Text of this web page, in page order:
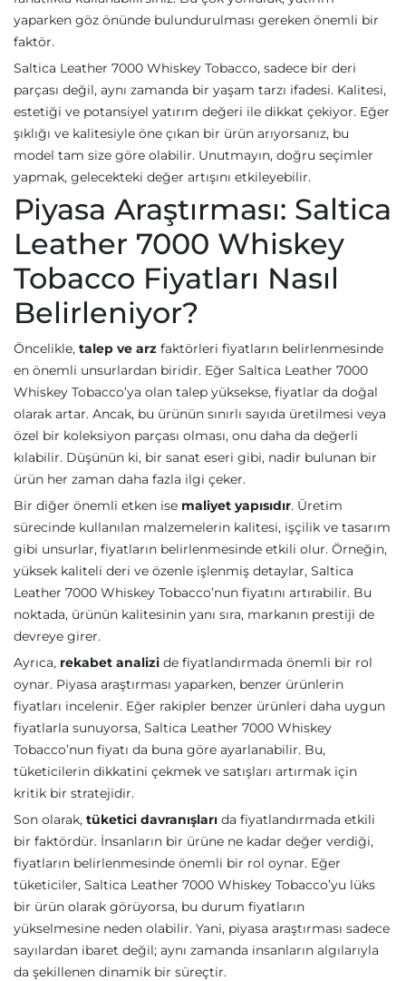
yaparken göz önünde bulundurulması gereken önemli bir
faktör.
Saltica Leather 7000 Whiskey Tobacco, sadece bir deri
parçası değil, aynı zamanda bir yaşam tarzı ifadesi. Kalitesi,
estetiği ve potansiyel yatırım değeri ile dikkat çekiyor. Eğer
şıklığı ve kalitesiyle öne çıkan bir ürün arıyorsanız, bu
model tam size göre olabilir. Unutmayın, doğru seçimler
yapmak, gelecekteki değer artışını etkileyebilir.
Piyasa Araştırması: Saltica
Leather 7000 Whiskey
Tobacco Fiyatları Nasıl
Belirleniyor?
Öncelikle, talep ve arz faktörleri fiyatların belirlenmesinde
en önemli unsurlardan biridir. Eğer Saltica Leather 7000
Whiskey Tobacco’ya olan talep yüksekse, fiyatlar da doğal
olarak artar. Ancak, bu ürünün sınırlı sayıda üretilmesi veya
özel bir koleksiyon parçası olması, onu daha da değerli
kılabilir. Düşünün ki, bir sanat eseri gibi, nadir bulunan bir
ürün her zaman daha fazla ilgi çeker.
Bir diğer önemli etken ise maliyet yapısıdır. Üretim
sürecinde kullanılan malzemelerin kalitesi, işçilik ve tasarım
gibi unsurlar, fiyatların belirlenmesinde etkili olur. Örneğin,
yüksek kaliteli deri ve özenle işlenmiş detaylar, Saltica
Leather 7000 Whiskey Tobacco’nun fiyatını artırabilir. Bu
noktada, ürünün kalitesinin yanı sıra, markanın prestiji de
devreye girer.
Ayrıca, rekabet analizi de fiyatlandırmada önemli bir rol
oynar. Piyasa araştırması yaparken, benzer ürünlerin
fiyatları incelenir. Eğer rakipler benzer ürünleri daha uygun
fiyatlarla sunuyorsa, Saltica Leather 7000 Whiskey
Tobacco’nun fiyatı da buna göre ayarlanabilir. Bu,
tüketicilerin dikkatini çekmek ve satışları artırmak için
kritik bir stratejidir.
Son olarak, tüketici davranışları da fiyatlandırmada etkili
bir faktördür. İnsanların bir ürüne ne kadar değer verdiği,
fiyatların belirlenmesinde önemli bir rol oynar. Eğer
tüketiciler, Saltica Leather 7000 Whiskey Tobacco’yu lüks
bir ürün olarak görüyorsa, bu durum fiyatların
yükselmesine neden olabilir. Yani, piyasa araştırması sadece
sayılardan ibaret değil; aynı zamanda insanların algılarıyla
da şekillenen dinamik bir süreçtir.